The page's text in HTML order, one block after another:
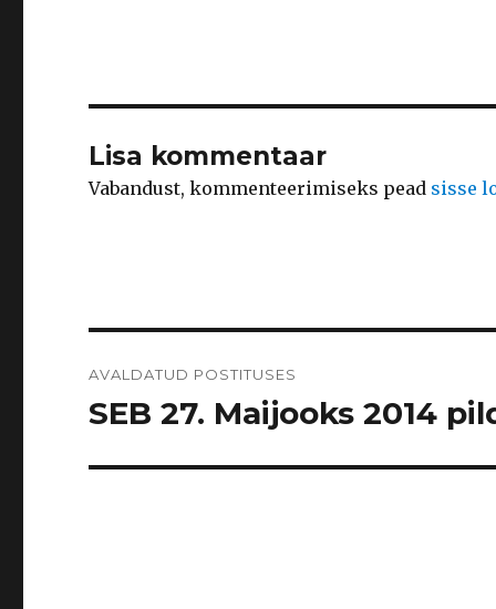
Lisa kommentaar
Vabandust, kommenteerimiseks pead sisse
AVALDATUD POSTITUSES
SEB 27. Maijooks 2014